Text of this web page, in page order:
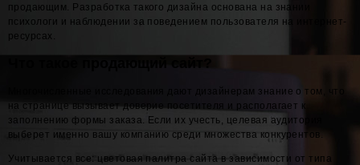
продающим. Разработка такого дизайна основана на знании
психологи и наблюдении за поведением пользователя на интернет-
ресурсах.
Многочисленные исследования дают дизайнерам знание о том, что
на странице вызывает доверие посетителя и располагает к
заполнению формы заказа. Если их учесть, целевая аудитория
выберет именно вашу компанию среди множества конкурентов.
Учитывается все: цветовая палитра сайта в зависимости от типа